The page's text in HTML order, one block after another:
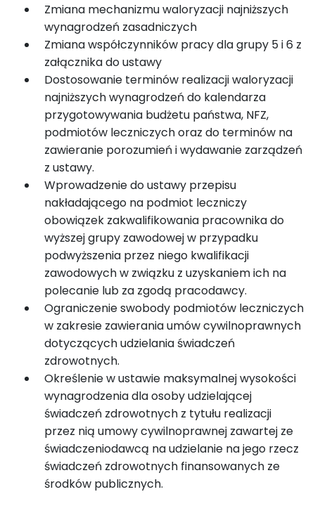
Zmiana mechanizmu waloryzacji najniższych
wynagrodzeń zasadniczych
Zmiana współczynników pracy dla grupy 5 i 6 z
załącznika do ustawy
Dostosowanie terminów realizacji waloryzacji
najniższych wynagrodzeń do kalendarza
przygotowywania budżetu państwa, NFZ,
podmiotów leczniczych oraz do terminów na
zawieranie porozumień i wydawanie zarządzeń
z ustawy.
Wprowadzenie do ustawy przepisu
nakładającego na podmiot leczniczy
obowiązek zakwalifikowania pracownika do
wyższej grupy zawodowej w przypadku
podwyższenia przez niego kwalifikacji
zawodowych w związku z uzyskaniem ich na
polecanie lub za zgodą pracodawcy.
Ograniczenie swobody podmiotów leczniczych
w zakresie zawierania umów cywilnoprawnych
dotyczących udzielania świadczeń
zdrowotnych.
Określenie w ustawie maksymalnej wysokości
wynagrodzenia dla osoby udzielającej
świadczeń zdrowotnych z tytułu realizacji
przez nią umowy cywilnoprawnej zawartej ze
świadczeniodawcą na udzielanie na jego rzecz
świadczeń zdrowotnych finansowanych ze
środków publicznych.